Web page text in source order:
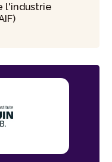
l'industrie